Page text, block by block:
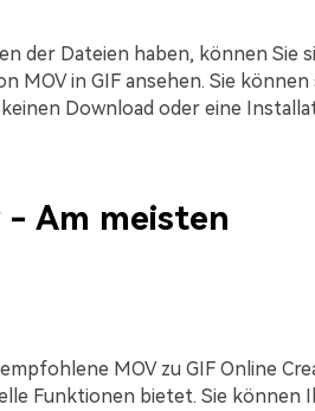
der Dateien haben, können Sie
MOV in GIF ansehen. Sie können
Download oder eine
- Am meisten
MOV zu GIF Online
Funktionen bietet. Sie können